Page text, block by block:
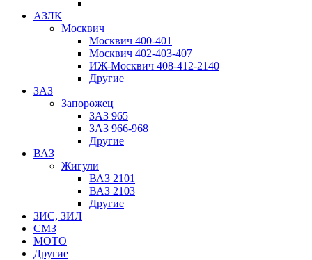
АЗЛК
Москвич
Москвич 400-401
Москвич 402-403-407
ИЖ-Москвич 408-412-2140
Другие
ЗАЗ
Запорожец
ЗАЗ 965
ЗАЗ 966-968
Другие
ВАЗ
Жигули
ВАЗ 2101
ВАЗ 2103
Другие
ЗИС, ЗИЛ
СМЗ
МОТО
Другие